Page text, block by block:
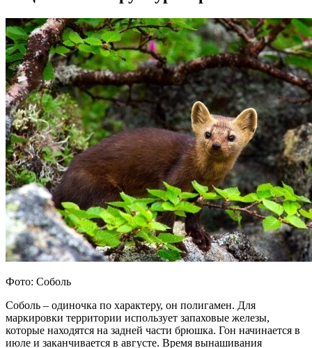
Фото: Соболь
Соболь – одиночка по характеру, он полигамен. Для
маркировки территории использует запаховые железы,
которые находятся на задней части брюшка. Гон начинается в
июле и заканчивается в августе. Время вынашивания